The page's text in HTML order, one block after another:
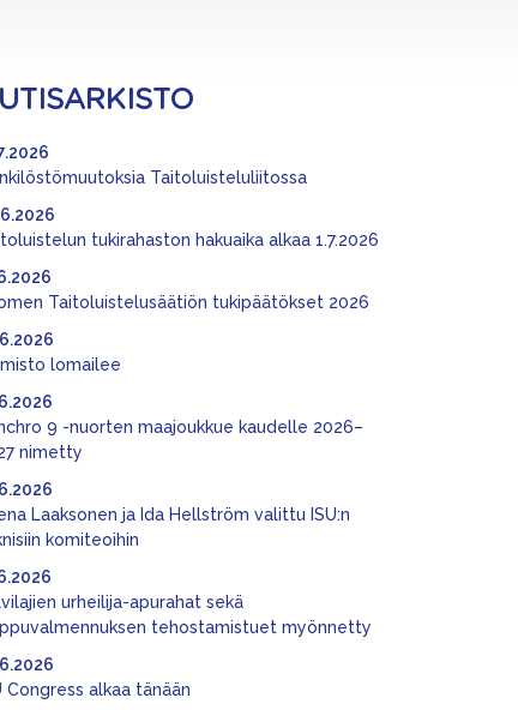
Taitoluisteluliitossa
tukirahaston hakuaika alkaa 1.7.2026
Taitoluistelusäätiön tukipäätökset 2026
lomailee
9 -nuorten maajoukkue kaudelle 2026–
nimetty
Laaksonen ja Ida Hellström valittu ISU:n
komiteoihin
urheilija-apurahat sekä
tehostamistuet myönnetty
Congress alkaa tänään